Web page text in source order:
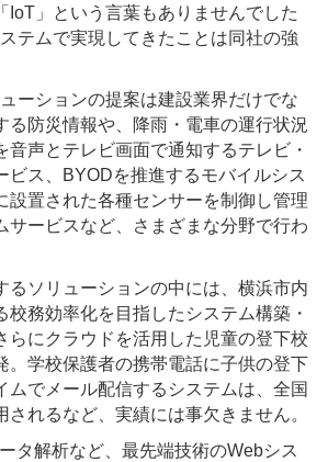
IoT」という言葉もありませんでした
テムで実現してきたことは同社の強
ーションの提案は建設業界だけでな
る防災情報や、降雨・電車の運行状況
音声とテレビ画面で通知するテレビ・
ビス、BYODを推進するモバイルシス
設置された各種センサーを制御し管理
サービスなど、さまざまな分野で行わ
るソリューションの中には、横浜市内
校務効率化を目指したシステム構築・
らにクラウドを活用した児童の登下校
。学校保護者の携帯電話に子供の登下
ムでメール配信するシステムは、全国
されるなど、実績には事欠きません。
タ解析など、最先端技術のWebシス